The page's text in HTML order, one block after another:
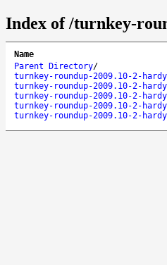
Index of /turnkey-
Name
Parent Directory/
turnkey-roundup-2009.10-2-
turnkey-roundup-2009.10-2-
turnkey-roundup-2009.10-2-
turnkey-roundup-2009.10-2-
turnkey-roundup-2009.10-2-